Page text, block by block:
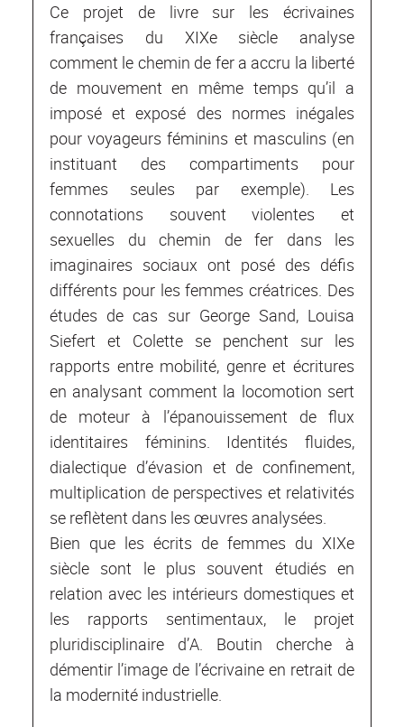
Ce projet de livre sur les écrivaines
françaises du XIXe siècle analyse
comment le chemin de fer a accru la liberté
de mouvement en même temps qu’il a
imposé et exposé des normes inégales
pour voyageurs féminins et masculins (en
instituant des compartiments pour
femmes seules par exemple). Les
connotations souvent violentes et
sexuelles du chemin de fer dans les
imaginaires sociaux ont posé des défis
différents pour les femmes créatrices. Des
études de cas sur George Sand, Louisa
Siefert et Colette se penchent sur les
rapports entre mobilité, genre et écritures
en analysant comment la locomotion sert
de moteur à l’épanouissement de flux
identitaires féminins. Identités fluides,
dialectique d’évasion et de confinement,
multiplication de perspectives et relativités
se reflètent dans les œuvres analysées.
Bien que les écrits de femmes du XIXe
siècle sont le plus souvent étudiés en
relation avec les intérieurs domestiques et
les rapports sentimentaux, le projet
pluridisciplinaire d’A. Boutin cherche à
démentir l’image de l’écrivaine en retrait de
la modernité industrielle.